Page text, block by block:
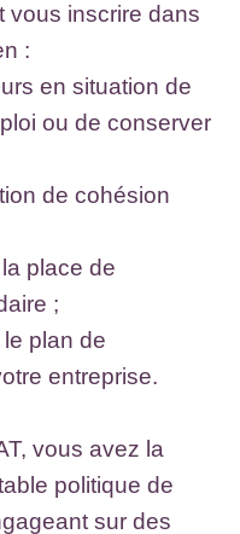
vous inscrire dans
:
en situation de
ou de conserver
de cohésion
place de
;
plan de
entreprise.
vous avez la
politique de
sur des